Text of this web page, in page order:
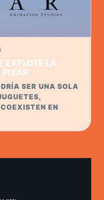
EXPLOTE LA
PIXAR
SER UNA SOLA
EN